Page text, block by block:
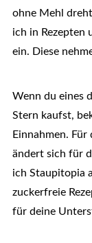
ohne Mehl
ich in Rezepten
ein. Diese
Wenn du eines
Stern kaufst,
Einnahmen.
ändert sich für
ich Staupitopia
zuckerfreie
für deine